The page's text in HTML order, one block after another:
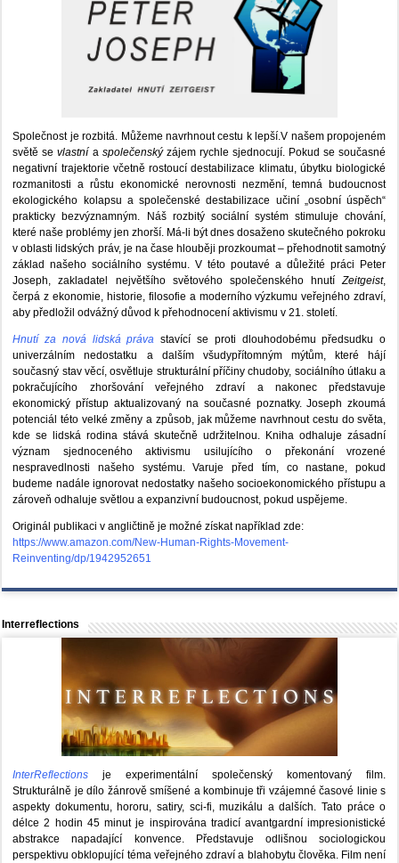
Společnost je rozbitá. Můžeme navrhnout cestu k lepší.V našem propojeném
světě sevlastní a společenskýzájem rychle sjednocují. Pokud se současné
negativní trajektorie včetně rostoucí destabilizace klimatu, úbytku biologické
rozmanitosti a růstu ekonomické nerovnosti nezmění, temná budoucnost
ekologického kolapsu a společenské destabilizace učiní „osobní úspěch“
prakticky bezvýznamným. Náš rozbitý sociální systém stimuluje chování,
které naše problémy jen zhorší. Má-li být dnes dosaženo skutečného pokroku
v oblasti lidských práv, je na čase hlouběji prozkoumat – přehodnotit samotný
základ našeho sociálního systému. V této poutavé a důležité práci Peter
Joseph, zakladatel největšího světového společenského hnutíZeitgeist,
čerpá z ekonomie, historie, filosofie a moderního výzkumu veřejného zdraví,
aby předložil odvážný důvod k přehodnocení aktivismu v 21. století.
Hnutí za nová lidská práva stavící se proti dlouhodobému předsudku o
univerzálním nedostatku a dalším všudypřítomným mýtům, které hájí
současný stav věcí, osvětluje strukturální příčiny chudoby, sociálního útlaku a
pokračujícího zhoršování veřejného zdraví a nakonec představuje
ekonomický přístup aktualizovaný na současné poznatky. Joseph zkoumá
potenciál této velké změny a způsob, jak můžeme navrhnout cestu do světa,
kde se lidská rodina stává skutečně udržitelnou. Kniha odhaluje zásadní
význam sjednoceného aktivismu usilujícího o překonání vrozené
nespravedlnosti našeho systému. Varuje před tím, co nastane, pokud
budeme nadále ignorovat nedostatky našeho socioekonomického přístupu a
zároveň odhaluje světlou a expanzivní budoucnost, pokud uspějeme.
Originál publikaci v angličtině je možné získat například zde:
https://www.amazon.com/New-Human-Rights-Movement-
Reinventing/dp/1942952651
Interreflections
InterReflections je experimentální společenský komentovaný film.
Strukturálně je dílo žánrově smíšené a kombinuje tři vzájemné časové linie s
aspekty dokumentu, hororu, satiry, sci-fi, muzikálu a dalších. Tato práce o
délce 2 hodin 45 minut je inspirována tradicí avantgardní impresionistické
abstrakce napadající konvence. Představuje odlišnou sociologickou
perspektivu obklopující téma veřejného zdraví a blahobytu člověka. Film není